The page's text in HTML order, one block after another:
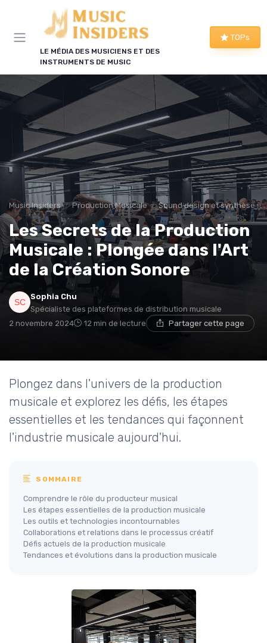
LE MÉDIA DES MUSICIENS ET DES
INSTRUMENTS DE MUSIC
TOPs
Music Insiders Production Musicale Sound design et synthèse
Les Secrets de la Production
Musicale : Plongée dans l'Art
de la Création Sonore
Sophia Chu
Spécialiste des plateformes de distribution musicale
2 novembre 2024
12 min de lecture Partager cette page
Plongez dans l'univers de la production
musicale et explorez les défis, les étapes
essentielles et les tendances qui façonnent
l'industrie musicale aujourd'hui.
SOMMAIRE
Comprendre le rôle du producteur musical
Les étapes essentielles de la production musicale
Les outils et technologies incontournables
Collaborations et relations dans le processus créatif
Défis actuels de la production musicale
Tendances et évolutions dans la production musicale
Panneau de gestion des cookies